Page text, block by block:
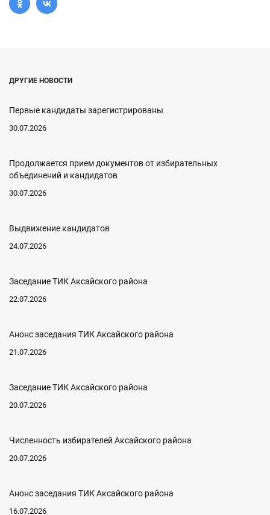
ДРУГИЕ НОВОСТИ
Первые кандидаты зарегистрированы
30.07.2026
Продолжается прием документов от избирательных
объединений и кандидатов
30.07.2026
Выдвижение кандидатов
24.07.2026
Заседание ТИК Аксайского района
22.07.2026
Анонс заседания ТИК Аксайского района
21.07.2026
Заседание ТИК Аксайского района
20.07.2026
Численность избирателей Аксайского района
20.07.2026
Анонс заседания ТИК Аксайского района
16.07.2026